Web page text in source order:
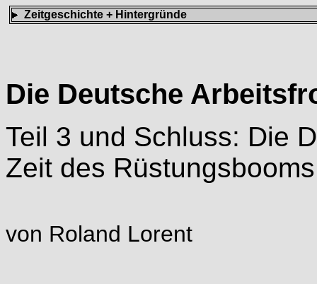
Zeitgeschichte + Hintergründe
Die Deutsche
Teil 3 und Schluss: Die
Zeit des
von Roland Lorent